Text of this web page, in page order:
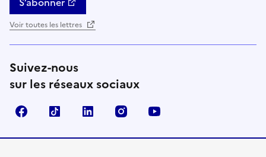
Voir toutes les lettres
Suivez-nous
sur les réseaux sociaux
FacebookTikTok Linkedin Instagram